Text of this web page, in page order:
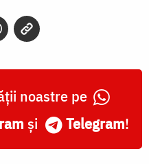
noastre pe
și Telegram!